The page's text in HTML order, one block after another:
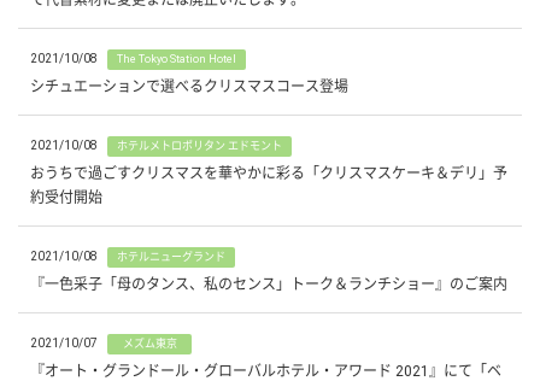
2021/10/08 The Tokyo Station Hotel
シチュエーションで選べるクリスマスコース登場
2021/10/08 ホテルメトロポリタン エドモント
おうちで過ごすクリスマスを華やかに彩る「クリスマスケーキ＆デリ」予
約受付開始
2021/10/08 ホテルニューグランド
『一色采子「母のタンス、私のセンス」トーク＆ランチショー』のご案内
2021/10/07 メズム東京
『オート・グランドール・グローバルホテル・アワード 2021』にて「ベ